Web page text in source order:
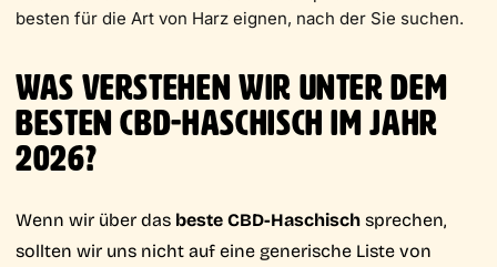
besten für die Art von Harz eignen, nach der Sie suchen.
WAS VERSTEHEN WIR UNTER DEM
BESTEN CBD-HASCHISCH IM JAHR
2026?
Wenn wir über das beste CBD-Haschischsprechen,
sollten wir uns nicht auf eine generische Liste von